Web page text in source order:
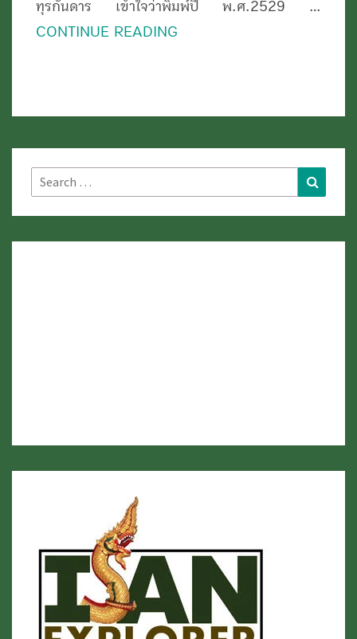
ทุรกันดาร เข้าใจว่าพิมพ์ปี พ.ศ.2529 …
CONTINUE READING
Search
for: